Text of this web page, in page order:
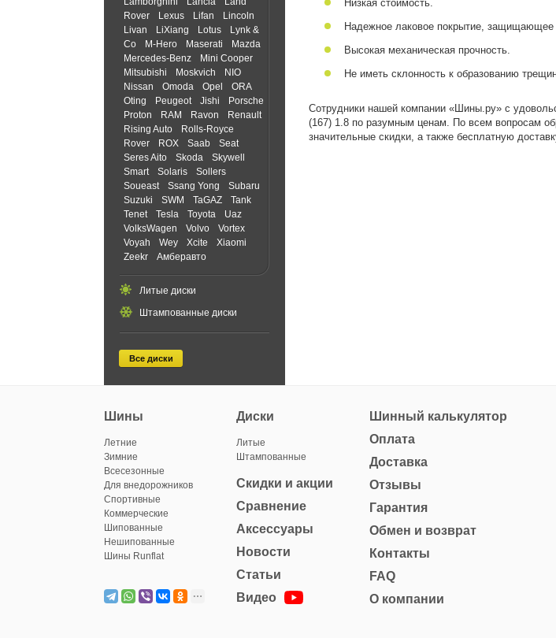
Rover
Lexus Lifan
Lincoln
Livan
LiXiang Lotus
Lynk &
Co
M-Hero Maserati
Mazda
Mercedes-Benz
Mini Cooper
Mitsubishi
Moskvich
NIO
Nissan
Omoda Opel
ORA
Oting
Peugeot Jishi
Porsche
Proton
RAM Ravon
Renault
Rising Auto
Rolls-Royce
Rover
ROX Saab
Seat
Seres Aito
Skoda
Skywell
Smart
Solaris
Sollers
Soueast
Ssang Yong
Subaru
Suzuki
SWM TaGAZ
Tank
Tenet
Tesla Toyota
Uaz
VolksWagen
Volvo
Vortex
Voyah
Wey Xcite
Xiaomi
Zeekr
Амберавто
Литые диски
Штампованные диски
Все диски
Низкая стоимость.
Надежное лаковое покрытие, защищающее
Высокая механическая прочность.
Не иметь склонность к образованию
Сотрудники нашей компании «Шины.ру» с
(167) 1.8 по разумным ценам. По всем вопросам
значительные скидки, а также бесплатную
Шины
Летние
Зимние
Всесезонные
Для внедорожников
Спортивные
Коммерческие
Шипованные
Нешипованные
Шины Runflat
Диски
Литые
Штампованные
Скидки и акции
Сравнение
Аксессуары
Новости
Статьи
Видео
Шинный калькулятор
Оплата
Доставка
Отзывы
Гарантия
Обмен и возврат
Контакты
FAQ
О компании